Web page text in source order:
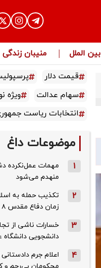
بین الملل منیبان زندگی
قیمت دلار
سهام عدالت
ویژه
انتخابات ریاست جمهوری
موضوعات داغ
1
مهمات عمل‌نکرده
منهدم می‌شود
2
تکذیب حمله به
زمان دفاع مقدس ۸ ساله منفجر شد
3
خسارات ناشی از
دانشجویی
4
اعلام جرم